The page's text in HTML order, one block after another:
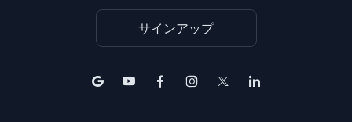
サインアップ